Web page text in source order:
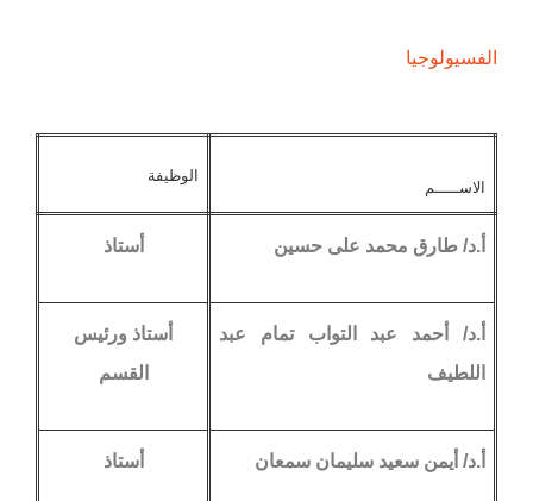
الفسيولوجيا
الاســـــم
الوظيفة
أ.د/ طارق محمد على حسين أستاذ
أ.د/ أحمد عبد التواب تمام عبد
اللطيف
أستاذ ورئيس
القسم
أ.د/ أيمن سعيد سليمان سمعان أستاذ